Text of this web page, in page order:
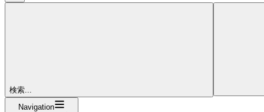
検索...
Navigation